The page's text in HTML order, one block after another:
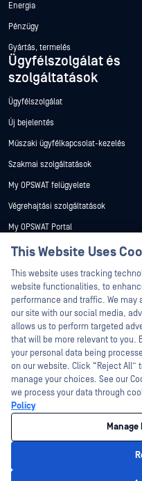
Energia
Pénzügy
Gyártás, termelés
Ügyfélszolgálat és
szolgáltatások
Ügyfélszolgálat
Új bejelentés
Műszaki ügyfélkapcsolat-kezelés
Szakmai szolgáltatások
My OPSWAT felügyelete
Végrehajtási szolgáltatások
My OPSWAT Portal
Műszaki dokumentáció
Képzések
Biztonsági sebezhetőségi program
Partnerek
Tanúsítvány
Technológiai partnerek
Channel partner program
©2026 OPSWAT . Minden jog
MetaAccess, az OPSWAT , Trust no
World's Critical Infrastructure, Deep
DFI, RetroHunt, Deep File Inspection
harmadik felek védjegyei a
This Website Uses
This website uses tracking
website functionalities, to
performance and traffic. We may
our site with our social media,
allows us to perform targeted
that will be more relevant to you.
your personal data being
on our website. Click “Reject All”
manage your choices. See our
we process your data through
Policy
Manage